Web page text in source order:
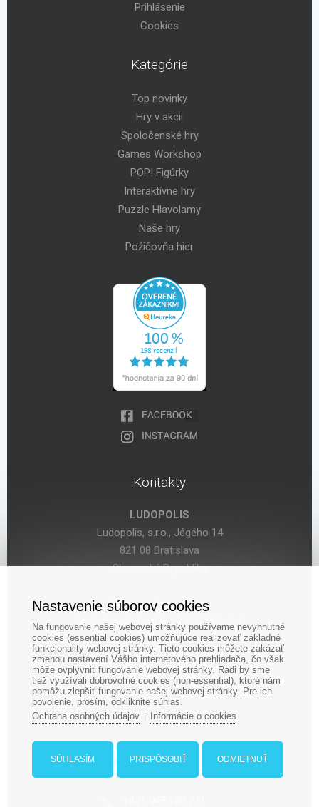
Prihlásenie
Cookies
Kategórie
Top novinky
Hry v akcii
Spoločenské hry
Games Workshop
POP! Figúrky
Interaktívne hry
Puzzle Hlavolamy
Naše hry
Požičovňa hier
Kontakty
LUDOPOLIS
Ludopolis, s.r.o., Jégého 14
821 08 Bratislava
Slovenská Republika
Kamenná predajňa:
Bratislava, Seberíniho 14 (OC Kocka)
IČO: 47619431
DIČ: 2024029755
IČ DPH: SK 2024029755
Nastavenie súborov cookies
Na fungovanie našej webovej stránky používame nevyhnutné
cookies (essential cookies) umožňujúce realizovať základné
funkcionality webovej stránky. Tieto cookies môžete zakázať
zmenou nastavení Vášho internetového prehliadača, čo však
môže ovplyvniť fungovanie webovej stránky. Radi by sme
tiež využívali dobrovoľné cookies (non-essential), ktoré nám
pomôžu zlepšiť fungovanie našej webovej stránky. Pre ich
povolenie, prosím, odkliknite súhlas.
Ochrana osobných údajov| Informácie o cookies
SÚHLASÍM PRISPÔSOBIŤ ODMIETNUŤ